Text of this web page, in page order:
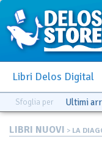
Libri Delos Digital
Sfoglia per Ultimi
LIBRI NUOVI > LA